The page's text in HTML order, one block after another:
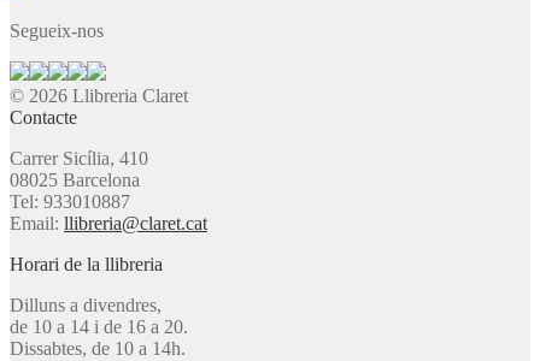
Segueix-nos
© 2026 Llibreria Claret
Contacte
Carrer Sicília, 410
08025 Barcelona
Tel: 933010887
Email: llibreria@claret.cat
Horari de la llibreria
Dilluns a divendres,
de 10 a 14 i de 16 a 20.
Dissabtes, de 10 a 14h.